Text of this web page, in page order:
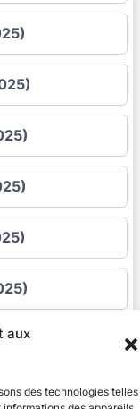
aux
des technologies telles